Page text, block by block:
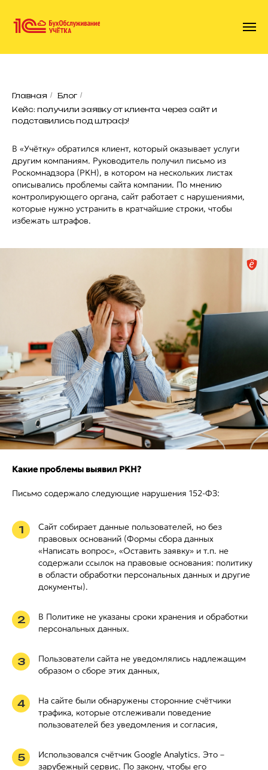
Главная / Блог /
Кейс: получили заявку от клиента через сайт и
подставились под штраф!
В «Учётку» обратился клиент, который оказывает услуги
другим компаниям. Руководитель получил письмо из
Роскомнадзора (РКН), в котором на нескольких листах
описывались проблемы сайта компании. По мнению
контролирующего органа, сайт работает с нарушениями,
которые нужно устранить в кратчайшие строки, чтобы
избежать штрафов.
Какие проблемы выявил РКН?
Письмо содержало следующие нарушения 152-ФЗ:
1
Сайт собирает данные пользователей, но без
правовых оснований (Формы сбора данных
«Написать вопрос», «Оставить заявку» и т.п. не
содержали ссылок на правовые основания: политику
в области обработки персональных данных и другие
документы).
2
В Политике не указаны сроки хранения и обработки
персональных данных.
3
Пользователи сайта не уведомлялись надлежащим
образом о сборе этих данных,
4
На сайте были обнаружены сторонние счётчики
трафика, которые отслеживали поведение
пользователей без уведомления и согласия,
5
Использовался счётчик Google Analytics. Это –
зарубежный сервис. По закону, чтобы его